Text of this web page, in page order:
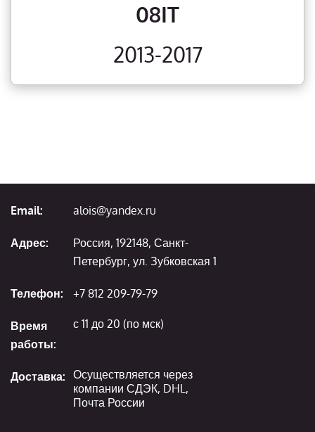
08IT
2013-2017
Email: alois@yandex.ru
Адрес:
Россия, 192148, Санкт-
Петербург, ул. Зубковская 1
Телефон: +7 812 209-79-79
Время
работы:
с 11 до 20 (по мск)
Доставка: Осуществляется через
компании СДЭК, DHL,
Почта России